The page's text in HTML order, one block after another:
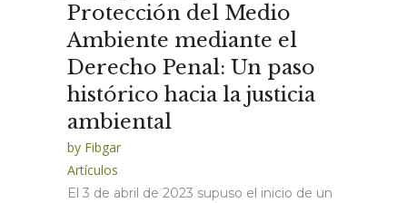
Protección del Medio
Ambiente mediante el
Derecho Penal: Un paso
histórico hacia la justicia
ambiental
by Fibgar
Artículos
El 3 de abril de 2023 supuso el inicio de un